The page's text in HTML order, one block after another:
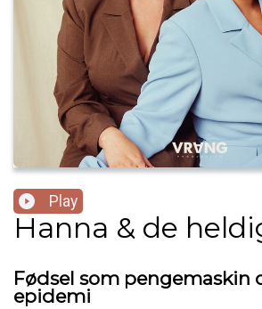
Play
Hanna & de
Fødsel som pengemaskin
epidemi